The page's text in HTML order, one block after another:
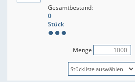
Gesamtbestand:
0
Stück
Menge